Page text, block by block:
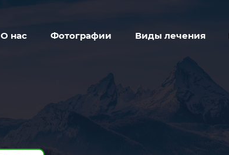
О нас Фотографии Виды лечения